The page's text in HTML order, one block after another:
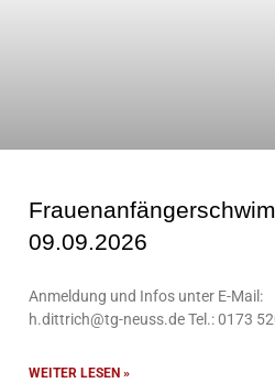
09.09.2026
Anmeldung und Infos unter E-Mail:
h.dittrich@tg-neuss.de Tel.: 0173
WEITER LESEN »